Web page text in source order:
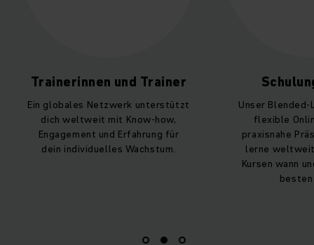
und Trainer
unterstützt
mit Know-how,
und Erfahrung für
Wachstum.
Schulungskurse
Unser Blended-Learning vereint
flexible Online-Kurse und
praxisnahe Präsenztrainings –
lerne weltweit in über 1.000
Kursen wann und wie es dir am